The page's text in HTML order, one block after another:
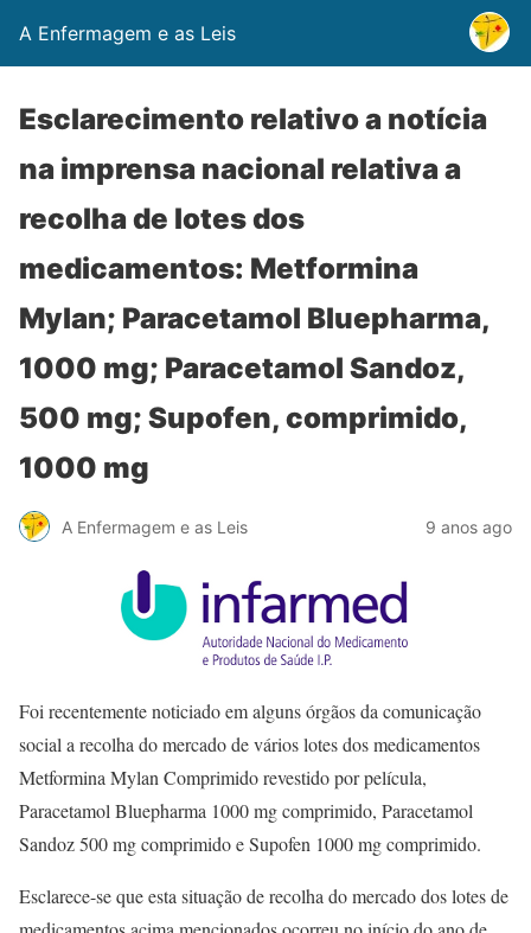
A Enfermagem e as Leis
Esclarecimento relativo a notícia
na imprensa nacional relativa a
recolha de lotes dos
medicamentos: Metformina
Mylan; Paracetamol Bluepharma,
1000 mg; Paracetamol Sandoz,
500 mg; Supofen, comprimido,
1000 mg
A Enfermagem e as Leis 9 anos ago
Foi recentemente noticiado em alguns órgãos da comunicação
social a recolha do mercado de vários lotes dos medicamentos
Metformina Mylan Comprimido revestido por película,
Paracetamol Bluepharma 1000 mg comprimido, Paracetamol
Sandoz 500 mg comprimido e Supofen 1000 mg comprimido.
Esclarece-se que esta situação de recolha do mercado dos lotes de